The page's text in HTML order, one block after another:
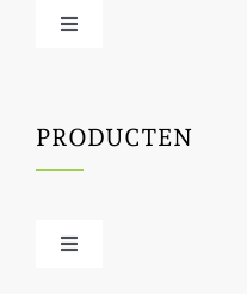
Toggle
Houtbewerking
Houtinfo
PRODUCTEN
Toggle